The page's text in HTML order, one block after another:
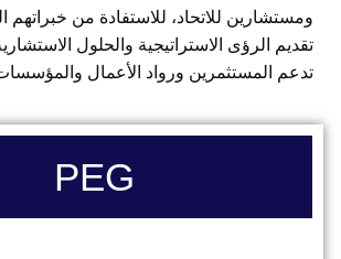
ومستشارين للاتحاد، للاستفادة من
تقديم الرؤى الاستراتيجية والحلول
تدعم المستثمرين ورواد الأعمال
PEG